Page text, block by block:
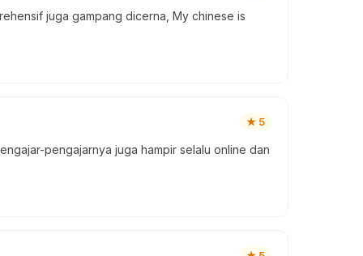
juga gampang dicerna, My chinese is
★ 5
pengajarnya juga hampir selalu online dan